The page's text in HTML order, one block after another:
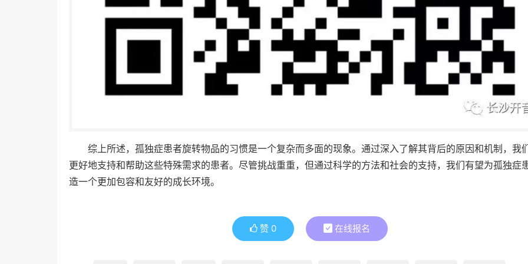
综上所述，孤独症患者旋转物品的习惯是一个复杂而多面的现象。通过深入了解其背后的原因和机制，我
更好地支持和帮助这些特殊需求的患者。尽管挑战重重，但通过科学的方法和社会的支持，我们有望为孤独症
造一个更加包容和友好的成长环境。
赞 0 在线报名